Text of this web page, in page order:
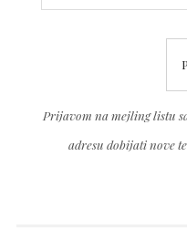
field
empty.
Prijavom na mejling listu
adresu dobijati nove